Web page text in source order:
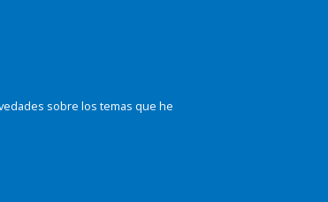
sobre los temas que he